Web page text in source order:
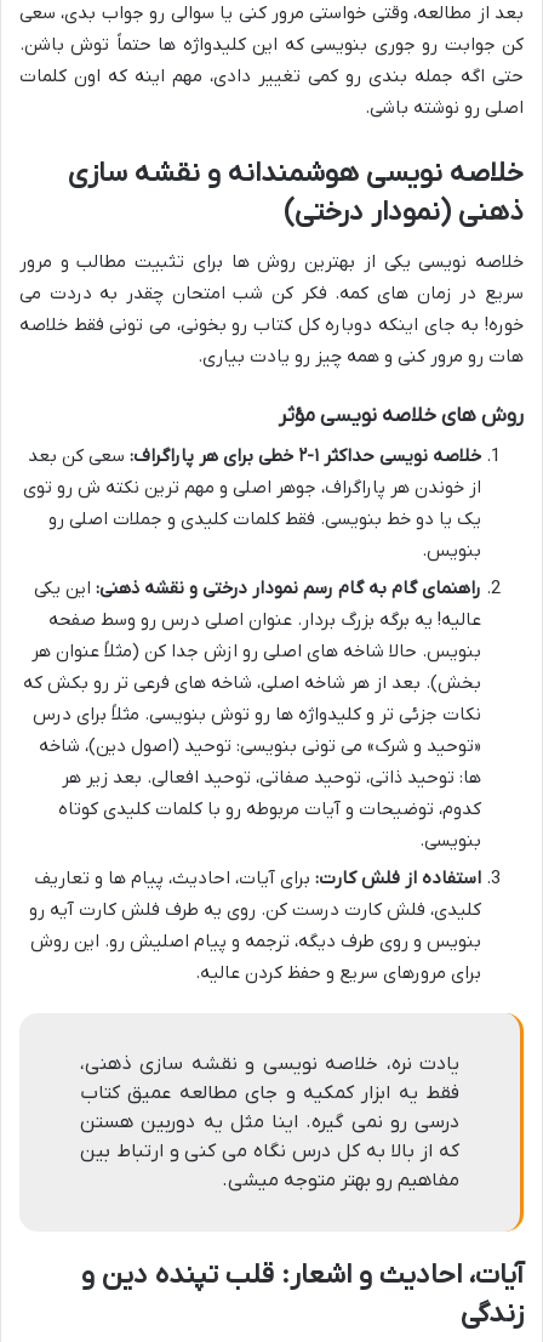
بعد از مطالعه، وقتی خواستی مرور کنی یا سوالی رو جواب بدی، سعی
کن جوابت رو جوری بنویسی که این کلیدواژه ها حتماً توش باشن.
حتی اگه جمله بندی رو کمی تغییر دادی، مهم اینه که اون کلمات
اصلی رو نوشته باشی.
خلاصه نویسی هوشمندانه و نقشه سازی
ذهنی (نمودار درختی)
خلاصه نویسی یکی از بهترین روش ها برای تثبیت مطالب و مرور
سریع در زمان های کمه. فکر کن شب امتحان چقدر به دردت می
خوره! به جای اینکه دوباره کل کتاب رو بخونی، می تونی فقط خلاصه
هات رو مرور کنی و همه چیز رو یادت بیاری.
روش های خلاصه نویسی مؤثر
خلاصه نویسی حداکثر ۱-۲ خطی برای هر پاراگراف:
سعی کن بعد
از خوندن هر پاراگراف، جوهر اصلی و مهم ترین نکته ش رو توی
یک یا دو خط بنویسی. فقط کلمات کلیدی و جملات اصلی رو
بنویس.
راهنمای گام به گام رسم نمودار درختی و نقشه ذهنی: این یکی
عالیه! یه برگه بزرگ بردار. عنوان اصلی درس رو وسط صفحه
بنویس. حالا شاخه های اصلی رو ازش جدا کن (مثلاً عنوان هر
بخش). بعد از هر شاخه اصلی، شاخه های فرعی تر رو بکش که
نکات جزئی تر و کلیدواژه ها رو توش بنویسی. مثلاً برای درس
«توحید و شرک» می تونی بنویسی: توحید (اصول دین)، شاخه
ها: توحید ذاتی، توحید صفاتی، توحید افعالی. بعد زیر هر
کدوم، توضیحات و آیات مربوطه رو با کلمات کلیدی کوتاه
بنویسی.
استفاده از فلش کارت: برای آیات، احادیث، پیام ها و تعاریف
کلیدی، فلش کارت درست کن. روی یه طرف فلش کارت آیه رو
بنویس و روی طرف دیگه، ترجمه و پیام اصلیش رو. این روش
برای مرورهای سریع و حفظ کردن عالیه.
یادت نره، خلاصه نویسی و نقشه سازی ذهنی،
فقط یه ابزار کمکیه و جای مطالعه عمیق کتاب
درسی رو نمی گیره. اینا مثل یه دوربین هستن
که از بالا به کل درس نگاه می کنی و ارتباط بین
مفاهیم رو بهتر متوجه میشی.
آیات، احادیث و اشعار: قلب تپنده دین و
زندگی